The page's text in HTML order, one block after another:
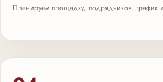
Планируем площадку, подрядчиков, график